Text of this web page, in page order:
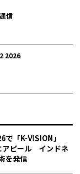
信
2026
で「K-VISION」
アピール インドネ
を発信